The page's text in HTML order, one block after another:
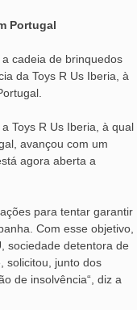
Portugal
cadeia de brinquedos
da Toys R Us Iberia, à
Toys R Us Iberia, à qual
avançou com um
agora aberta a
para tentar garantir
Com esse objetivo,
sociedade detentora de
solicitou, junto dos
de insolvência“, diz a